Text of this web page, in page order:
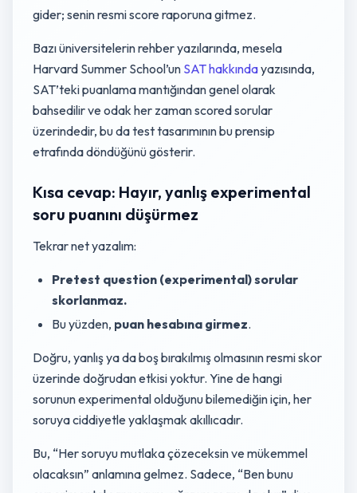
gider; senin resmi score raporuna gitmez.
Bazı üniversitelerin rehber yazılarında, mesela
Harvard Summer School’un SAT hakkındayazısında,
SAT’teki puanlama mantığından genel olarak
bahsedilir ve odak her zaman scored sorular
üzerindedir, bu da test tasarımının bu prensip
etrafında döndüğünü gösterir.
Kısa cevap: Hayır, yanlış experimental
soru puanını düşürmez
Tekrar net yazalım:
Pretest question (experimental) sorular
skorlanmaz.
Bu yüzden, puan hesabına girmez.
Doğru, yanlış ya da boş bırakılmış olmasının resmi skor
üzerinde doğrudan etkisi yoktur. Yine de hangi
sorunun experimental olduğunu bilemediğin için, her
soruya ciddiyetle yaklaşmak akıllıcadır.
Bu, “Her soruyu mutlaka çözeceksin ve mükemmel
olacaksın” anlamına gelmez. Sadece, “Ben bunu